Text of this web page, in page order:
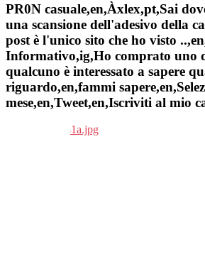
PR0N casuale,en,Àxlex,pt,Sai
una scansione dell'adesivo della
post è l'unico sito che ho visto
Informativo,ig,Ho comprato uno
qualcuno è interessato a sapere
riguardo,en,fammi
mese,en,Tweet,en,Iscriviti al mio